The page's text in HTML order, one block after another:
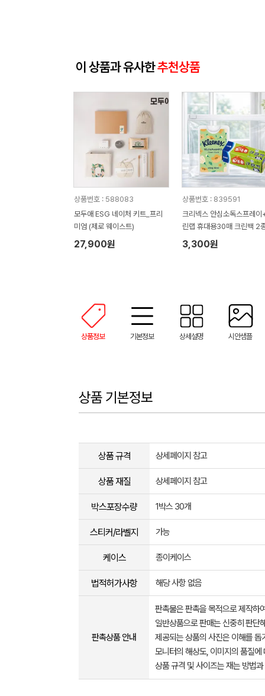
이 상품과 유사한추천상품
상품번호 : 588083
모두애 ESG 네이처 키트_프리
미엄 (제로 웨이스트)
27,900원
상품번호 : 839591
크리넥스 안심소독스프레이
린랩 휴대용30매 크린백 2
트(브생건 지퍼백)
3,300원
상품정보 기본정보 상세설명 시안샘플
상품 기본정보
상품 규격 상세페이지 참고
상품 재질 상세페이지 참고
박스포장수량 1박스 30개
스티커/라벨지 가능
케이스 종이케이스
법적허가사항 해당 사항 없음
판촉상품 안내
판촉물은 판촉을 목적으로 제작하
일반상품으로 판매는 신중히 판단
제공되는 상품의 사진은 이해를
모니터의 해상도, 이미지의 품질
상품 규격 및 사이즈는 재는 방법